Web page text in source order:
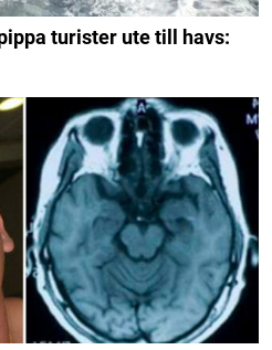
turister ute till havs: